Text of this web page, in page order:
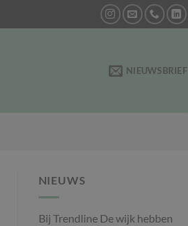
NIEUWSBRIEF
NIEUWS
Bij Trendline De wijk hebben